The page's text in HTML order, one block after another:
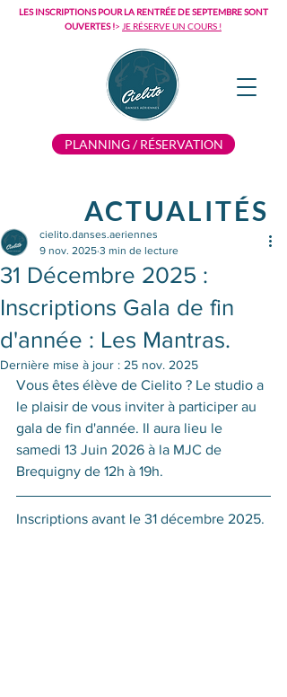
PLANNING / RÉSERVATION
LES INSCRIPTIONS POUR LA RENTRÉE DE SEPTEMBRE SONT
OUVERTES !> JE RÉSERVE UN COURS !
ACTUALITÉS
31 Décembre 2025 :
Inscriptions Gala de fin
d'année : Les Mantras.
cielito.danses.aeriennes
9 nov. 2025 3 min de lecture
Dernière mise à jour : 25 nov. 2025
Vous êtes élève de Cielito ? Le studio a
le plaisir de vous inviter à participer au
gala de fin d'année. Il aura lieu le
samedi 13 Juin 2026 à la MJC de
Brequigny de 12h à 19h.
Inscriptions avant le 31 décembre 2025.